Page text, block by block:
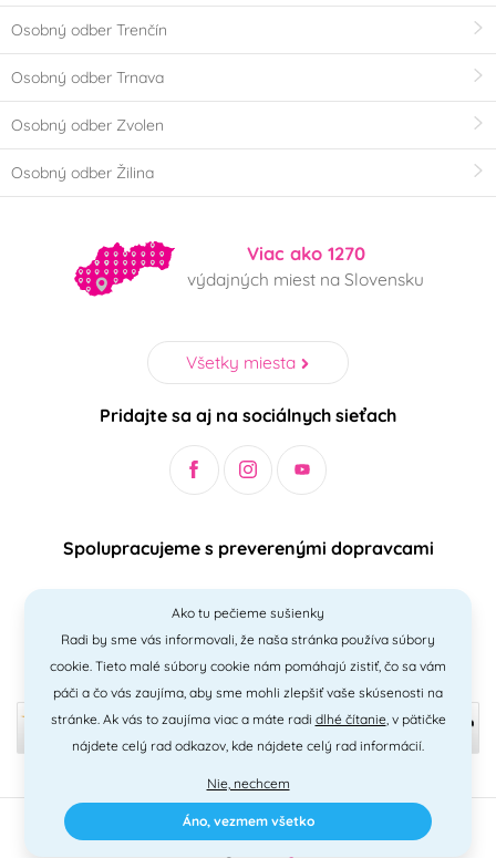
Osobný odber Trenčín
Osobný odber Trnava
Osobný odber Zvolen
Osobný odber Žilina
Viac ako 1270
výdajných miest na Slovensku
Všetky miesta
Pridajte sa aj na sociálnych sieťach
Spolupracujeme s preverenými dopravcami
Bezpečný a jednoduchý spôsob platieb
2010 - 2026 © PNM International s.r.o. • technické riešenie Simplia
Ako tu pečieme sušienky
Radi by sme vás informovali, že naša stránka používa súbory
cookie. Tieto malé súbory cookie nám pomáhajú zistiť, čo sa vám
páči a čo vás zaujíma, aby sme mohli zlepšiť vaše skúsenosti na
stránke. Ak vás to zaujíma viac a máte radi dlhé čítanie, v pätičke
nájdete celý rad odkazov, kde nájdete celý rad informácií.
Nie, nechcem
Áno, vezmem všetko